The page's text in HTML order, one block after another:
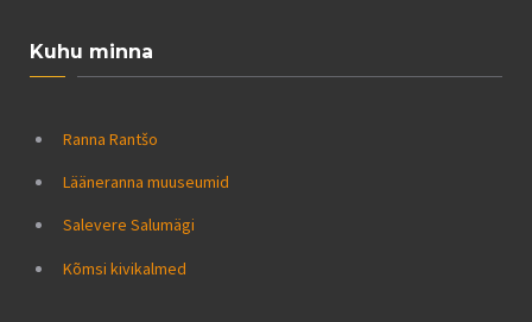
Kuhu minna
Ranna Rantšo
Lääneranna muuseumid
Salevere Salumägi
Kõmsi kivikalmed